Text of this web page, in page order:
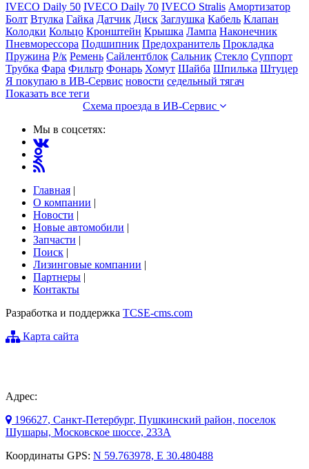
IVECO Daily 50 IVECO Daily 70 IVECO Stralis Амортизатор
Болт Втулка Гайка Датчик Диск Заглушка Кабель Клапан
Колодки Кольцо Кронштейн Крышка Лампа Наконечник
Пневморессора Подшипник Предохранитель Прокладка
Пружина Р/к Ремень Сайлентблок Сальник Стекло Суппорт
Трубка Фара Фильтр Фонарь Хомут Шайба Шпилька Штуцер
Я покупаю в ИВ-Сервис новости седельный тягач
Показать все теги
Схема проезда в ИВ-Сервис
Мы в соцсетях:
Главная |
О компании |
Новости |
Новые автомобили |
Запчасти |
Поиск |
Лизинговые компании |
Партнеры |
Контакты
Разработка и поддержка TCSE-cms.com
Карта сайта
Адрес:
196627, Санкт-Петербург, Пушкинский район, поселок
Шушары, Московское шоссе, 233А
Координаты GPS: N 59.763978, E 30.480488